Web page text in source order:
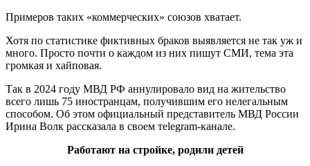
Примеров таких «коммерческих» союзов хватает.
Хотя по статистике фиктивных браков выявляется не так уж и
много. Просто почти о каждом из них пишут СМИ, тема эта
громкая и хайповая.
Так в 2024 году МВД РФ аннулировало вид на жительство
всего лишь 75 иностранцам, получившим его нелегальным
способом. Об этом официальный представитель МВД России
Ирина Волк рассказала в своем тelegram-канале.
Работают на стройке, родили детей